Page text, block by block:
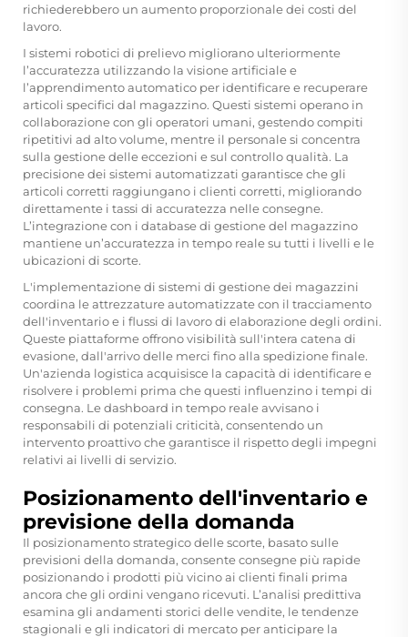
richiederebbero un aumento proporzionale dei costi del
lavoro.
I sistemi robotici di prelievo migliorano ulteriormente
l’accuratezza utilizzando la visione artificiale e
l’apprendimento automatico per identificare e recuperare
articoli specifici dal magazzino. Questi sistemi operano in
collaborazione con gli operatori umani, gestendo compiti
ripetitivi ad alto volume, mentre il personale si concentra
sulla gestione delle eccezioni e sul controllo qualità. La
precisione dei sistemi automatizzati garantisce che gli
articoli corretti raggiungano i clienti corretti, migliorando
direttamente i tassi di accuratezza nelle consegne.
L’integrazione con i database di gestione del magazzino
mantiene un’accuratezza in tempo reale su tutti i livelli e le
ubicazioni di scorte.
L'implementazione di sistemi di gestione dei magazzini
coordina le attrezzature automatizzate con il tracciamento
dell'inventario e i flussi di lavoro di elaborazione degli ordini.
Queste piattaforme offrono visibilità sull'intera catena di
evasione, dall'arrivo delle merci fino alla spedizione finale.
Un'azienda logistica acquisisce la capacità di identificare e
risolvere i problemi prima che questi influenzino i tempi di
consegna. Le dashboard in tempo reale avvisano i
responsabili di potenziali criticità, consentendo un
intervento proattivo che garantisce il rispetto degli impegni
relativi ai livelli di servizio.
Posizionamento dell'inventario e
previsione della domanda
Il posizionamento strategico delle scorte, basato sulle
previsioni della domanda, consente consegne più rapide
posizionando i prodotti più vicino ai clienti finali prima
ancora che gli ordini vengano ricevuti. L’analisi predittiva
esamina gli andamenti storici delle vendite, le tendenze
stagionali e gli indicatori di mercato per anticipare la